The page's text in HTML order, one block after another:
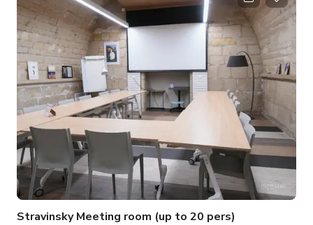
question, veuillez nous contacter via Giggster.
Stravinsky Meeting room (up to 20 pers)